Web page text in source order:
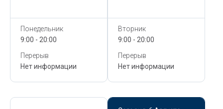
Понедельник
9:00 - 20:00
Перерыв
Нет информации
Вторник
9:00 - 20:00
Перерыв
Нет информации